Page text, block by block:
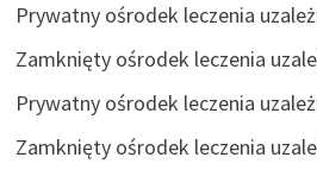
Prywatny ośrodek leczenia
Zamknięty ośrodek leczenia
Prywatny ośrodek leczenia
Zamknięty ośrodek leczenia